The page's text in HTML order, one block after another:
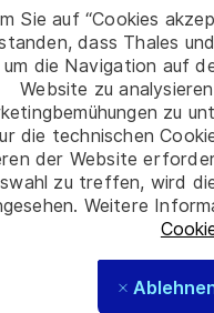
Sie auf “Cookies
dass Thales
um die Navigation auf
Website zu
zu
die technischen
der Website
zu treffen, wird
Weitere
applicables par les
de sécurité
vulnérabilités de
les équipes.
les arbitrages et
l’interface avec